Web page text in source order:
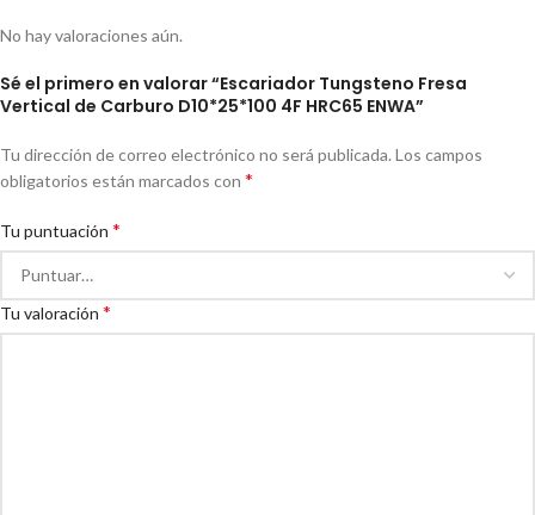
No hay valoraciones aún.
Sé el primero en valorar “Escariador Tungsteno Fresa
Vertical de Carburo D10*25*100 4F HRC65 ENWA”
Tu dirección de correo electrónico no será publicada. Los campos
obligatorios están marcados con *
Tu puntuación *
Tu valoración *